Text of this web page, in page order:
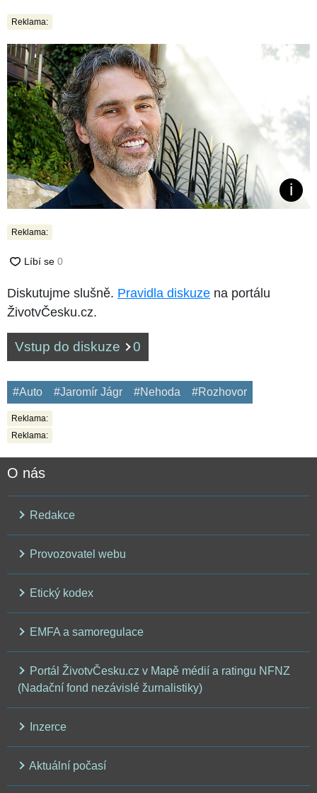
Reklama:
Reklama:
Diskutujme slušně. Pravidla diskuze na portálu
ŽivotvČesku.cz.
Vstup do diskuze 0
#Auto #Jaromír Jágr #Nehoda #Rozhovor
Reklama:
Reklama:
O nás
Redakce
Provozovatel webu
Etický kodex
EMFA a samoregulace
Portál ŽivotvČesku.cz v Mapě médií a ratingu NFNZ
(Nadační fond nezávislé žurnalistiky)
Inzerce
Aktuální počasí